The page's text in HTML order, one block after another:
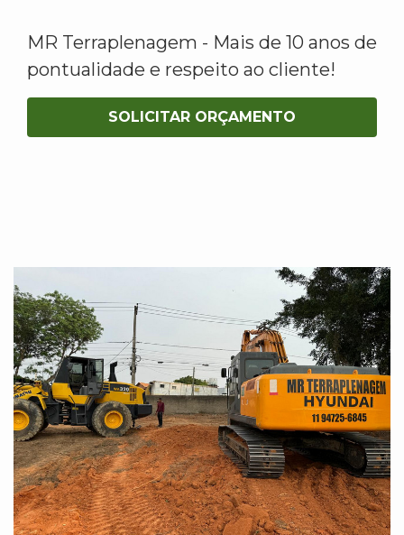
MR Terraplenagem - Mais de 10 anos de
pontualidade e respeito ao cliente!
SOLICITAR ORÇAMENTO